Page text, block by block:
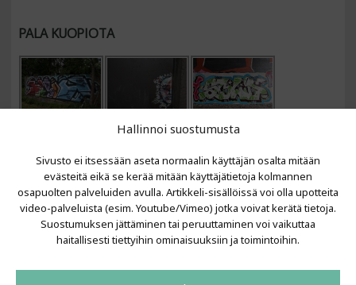
Hallinnoi suostumusta
Sivusto ei itsessään aseta normaalin käyttäjän osalta mitään
evästeitä eikä se kerää mitään käyttäjätietoja kolmannen
osapuolten palveluiden avulla. Artikkeli-sisällöissä voi olla upotteita
video-palveluista (esim. Youtube/Vimeo) jotka voivat kerätä tietoja.
Suostumuksen jättäminen tai peruuttaminen voi vaikuttaa
haitallisesti tiettyihin ominaisuuksiin ja toimintoihin.
PALA KUOPIOTA
VIIMEISIMMÄT ARTIKKELIT
LAINIT 2025: Tarhapäivä